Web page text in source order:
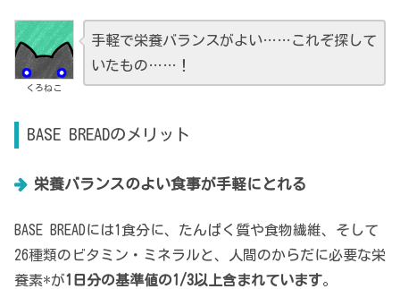
くろねこ
手軽で栄養バランスがよい……これぞ探して
いたもの……！
BASE BREADのメリット
栄養バランスのよい食事が手軽にとれる
BASE BREADには1食分に、たんぱく質や食物繊維、そして
26種類のビタミン・ミネラルと、人間のからだに必要な栄
養素*が1日分の基準値の1/3以上含まれています。